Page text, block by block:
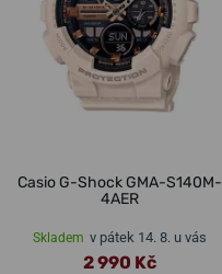
Casio G-Shock GMA-S140M-
4AER
Skladem v pátek 14. 8. u vás
2 990 Kč